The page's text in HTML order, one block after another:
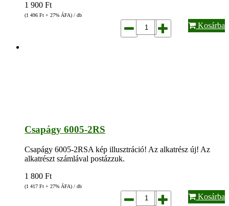
1 900 Ft
(1 496 Ft + 27% ÁFA) / db
Kosárba
Csapágy 6005-2RS
Csapágy 6005-2RSA kép illusztráció! Az alkatrész új! Az
alkatrészt számlával postázzuk.
1 800 Ft
(1 417 Ft + 27% ÁFA) / db
Kosárba